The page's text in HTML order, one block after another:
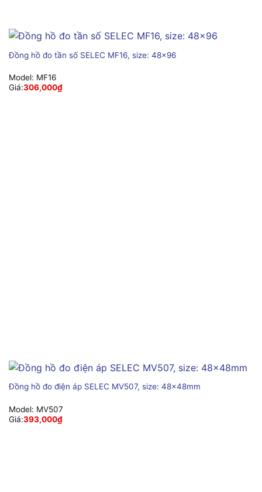
Đồng hồ đo tần số SELEC MF16, size: 48×96
Model: MF16
Giá:306,000₫
Đồng hồ đo điện áp SELEC MV507, size: 48x48mm
Model: MV507
Giá:393,000₫